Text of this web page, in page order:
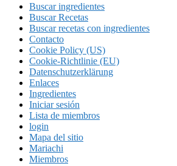
Buscar ingredientes
Buscar Recetas
Buscar recetas con ingredientes
Contacto
Cookie Policy (US)
Cookie-Richtlinie (EU)
Datenschutzerklärung
Enlaces
Ingredientes
Iniciar sesión
Lista de miembros
login
Mapa del sitio
Mariachi
Miembros